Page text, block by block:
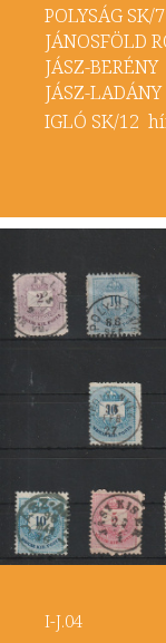
JÁNOSFÖLD
JÁSZ-
JÁSZ-
IGLÓ
I-J.04